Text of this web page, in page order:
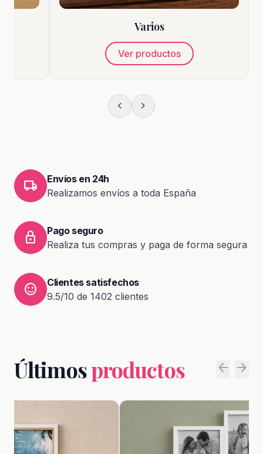
Varios
Ver productos
chevron_left chevron_right
local_shipping
Envíos en 24h
Realizamos envíos a toda España
lock
Pago seguro
Realiza tus compras y paga de forma segura
sentiment_satisfied
Clientes satisfechos
9.5/10 de 1402 clientes
Últimosproductos arrow_back arrow_forward